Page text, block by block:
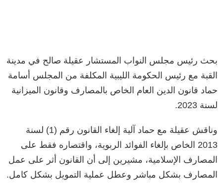
بحث رئيس مجلس النواب المستشار عقيلة صالح في مدينة
القبة مع رئيس الحكومة الليبية المكلفة من المجلس أسامة
حماد قانون الدين العام الخاص بالمصارف وقانون الميزانية
لسنة 2023.
وناقش عقيلة مع حماد آلية إلغاء القانون رقم (1) لسنة
2013 الخاص بإلغاء الفوائد الربوية، واقتصاره فقط على
المصارف الإسلامية، مشيرين إلى أن القانون أثر على عمل
المصارف بشكل مباشر وعطل عملية التمويل بشكل كامل.